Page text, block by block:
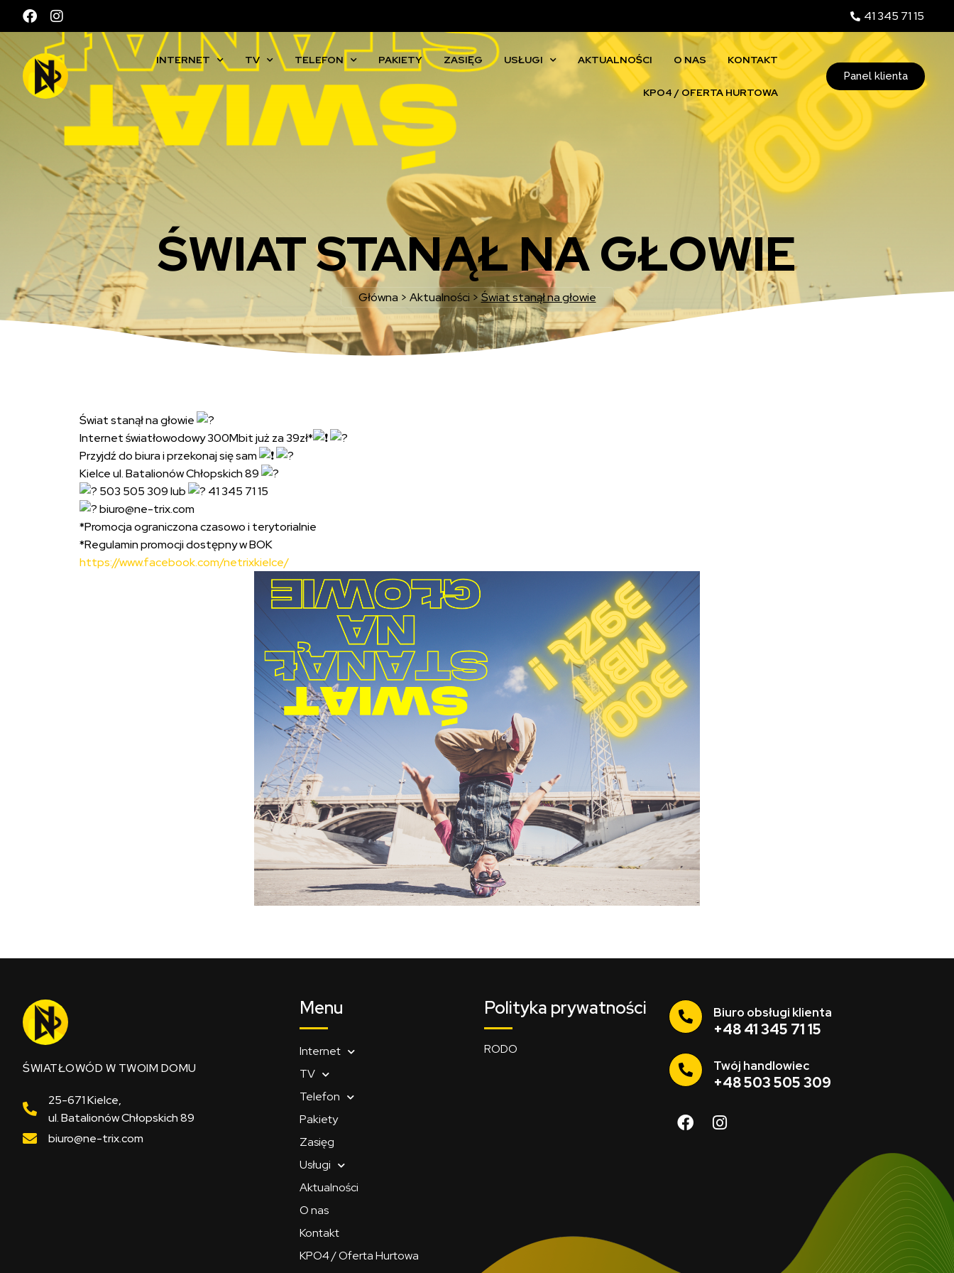
41 345 71 15
INTERNET TV TELEFON PAKIETY ZASIĘG USŁUGI AKTUALNOŚCI O NAS KONTAKT
KPO4 / OFERTA HURTOWA
Panel klienta
ŚWIAT STANĄŁ NA GŁOWIE
Główna > Aktualności > Świat stanął na głowie
Świat stanął na głowie
Internet światłowodowy 300Mbit już za 39zł*
Przyjdź do biura i przekonaj się sam
Kielce ul. Batalionów Chłopskich 89
503 505 309 lub
41 345 71 15
biuro@ne-trix.com
*Promocja ograniczona czasowo i terytorialnie
*Regulamin promocji dostępny w BOK
https://www.facebook.com/netrixkielce/
ŚWIATŁOWÓD W TWOIM DOMU
25-671 Kielce,
ul. Batalionów Chłopskich 89
biuro@ne-trix.com
Menu
Internet
TV
Telefon
Pakiety
Zasięg
Usługi
Aktualności
O nas
Kontakt
KPO4 / Oferta Hurtowa
Polityka prywatności
RODO
Biuro obsługi klienta
+48 41 345 71 15
Twój handlowiec
+48 503 505 309